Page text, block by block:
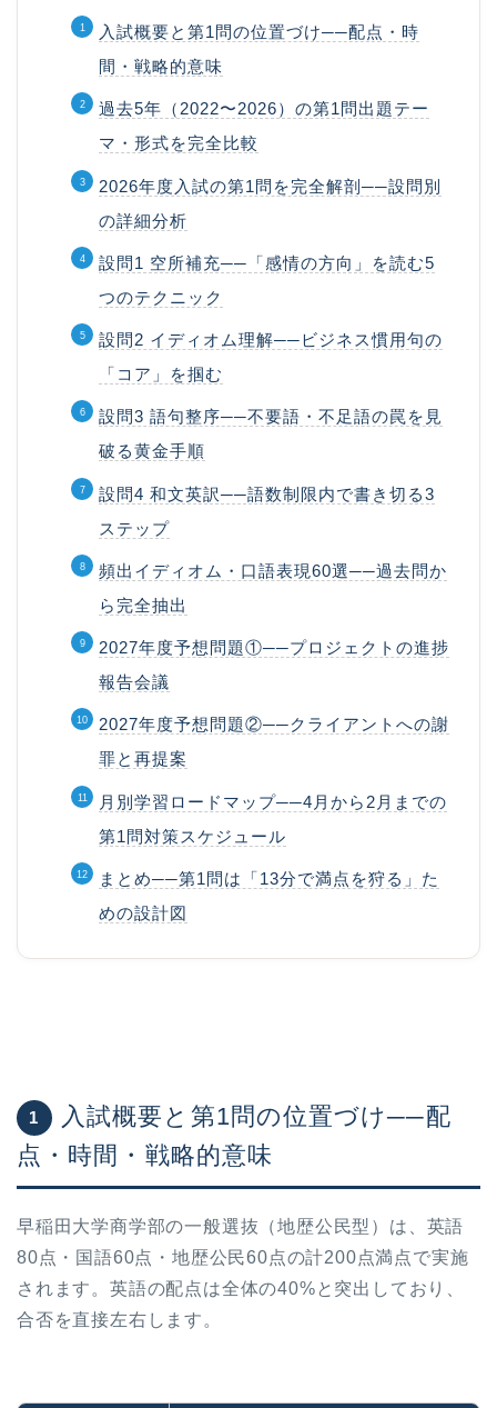
入試概要と第1問の位置づけ──配点・時
間・戦略的意味
過去5年（2022〜2026）の第1問出題テー
マ・形式を完全比較
2026年度入試の第1問を完全解剖──設問別
の詳細分析
設問1 空所補充──「感情の方向」を読む5
つのテクニック
設問2 イディオム理解──ビジネス慣用句の
「コア」を掴む
設問3 語句整序──不要語・不足語の罠を見
破る黄金手順
設問4 和文英訳──語数制限内で書き切る3
ステップ
頻出イディオム・口語表現60選──過去問か
ら完全抽出
2027年度予想問題①──プロジェクトの進捗
報告会議
2027年度予想問題②──クライアントへの謝
罪と再提案
月別学習ロードマップ──4月から2月までの
第1問対策スケジュール
まとめ──第1問は「13分で満点を狩る」た
めの設計図
1
入試概要と第1問の位置づけ──配
点・時間・戦略的意味
早稲田大学商学部の一般選抜（地歴公民型）は、英語
80点・国語60点・地歴公民60点の計200点満点で実施
されます。英語の配点は全体の40%と突出しており、
合否を直接左右します。